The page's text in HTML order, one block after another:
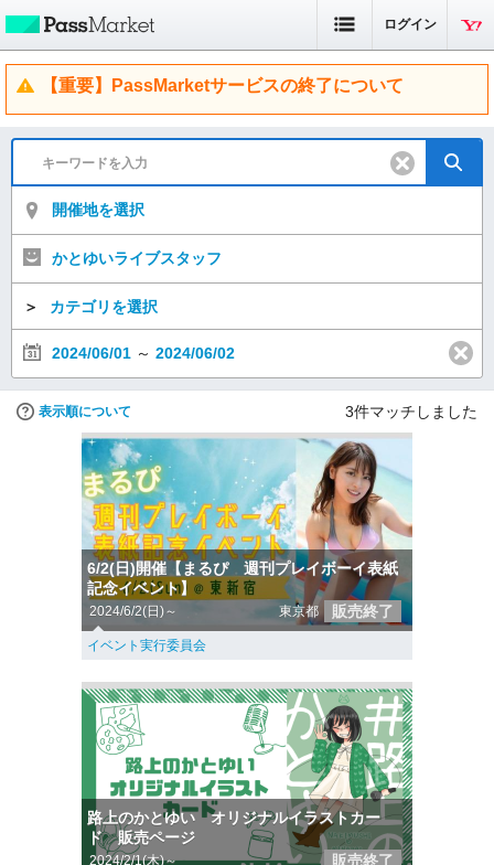
ログイン
【重要】PassMarketサービスの終了について
開催地を選択
かとゆいライブスタッフ
＞ カテゴリを選択
2024/06/01 ～ 2024/06/02
表示順について 3件マッチしました
6/2(日)開催【まるぴ 週刊プレイボーイ表紙
記念イベント】
2024/6/2(日)～ 東京都 販売終了
イベント実行委員会
路上のかとゆい オリジナルイラストカー
ド 販売ページ
2024/2/1(木)～ 販売終了